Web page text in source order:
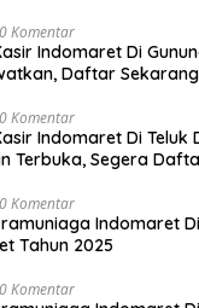
0 Komentar
Indomaret Di
Daftar
0 Komentar
Indomaret Di Teluk
Terbuka, Segera
0 Komentar
Indomaret
Tahun 2025
0 Komentar